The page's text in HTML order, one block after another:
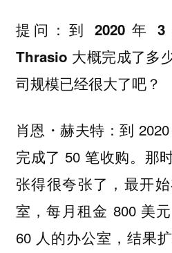
提问：到 2020 年 3
Thrasio 大概完成了多
司规模已经很大了吧？
肖恩・赫夫特：到
完成了 50 笔收购。那
张得很夸张了，最开
室，每月租金 800 美
60 人的办公室，结果